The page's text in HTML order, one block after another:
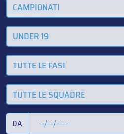
CAMPIONATI
UNDER 19
TUTTE LE FASI
TUTTE LE SQUADRE
DA